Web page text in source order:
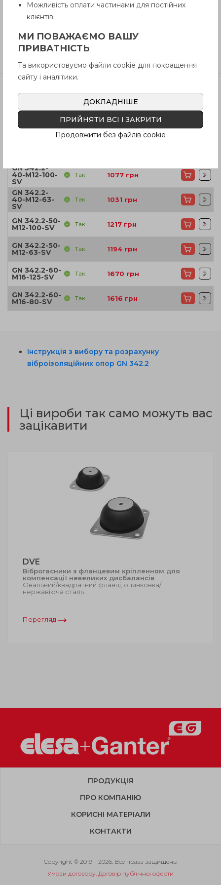
Інструкція (pdf.)
Відгуки
В наявності Ціна
M10-50-SV
GN 342.2-
40-M12-100-
SV
Так 1077 грн
GN 342.2-
40-M12-63-
SV
Так 1031 грн
GN 342.2-50-
M12-100-SV Так 1217 грн
GN 342.2-50-
M12-63-SV Так 1194 грн
GN 342.2-60-
M16-125-SV Так 1670 грн
GN 342.2-60-
M16-80-SV Так 1616 грн
Інструкція з вибору та розрахунку
віброізоляційних опор GN 342.2
Ці вироби так само можуть вас
зацікавити
DVE
Віброгасники з фланцевим кріпленням для
компенсації невеликих дисбалансів
Овальний/квадратний фланці, оцинковка/
нержавіюча сталь
Перегляд
ПРОДУКЦІЯ
ПРО КОМПАНІЮ
КОРИСНІ МАТЕРІАЛИ
КОНТАКТИ
Copyright © 2019 – 2026. Все права защищены
Умови договору. Договір публічної оферти
Можливість оплати частинами для постійних
клієнтів
МИ ПОВАЖАЄМО ВАШУ
ПРИВАТНІСТЬ
Та використовуємо файли cookie для покращення
сайту і аналітики.
ДОКЛАДНІШЕ
ПРИЙНЯТИ ВСІ І ЗАКРИТИ
Продовжити без файлів cookie